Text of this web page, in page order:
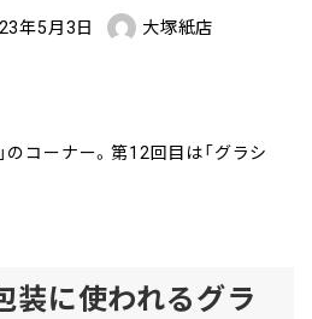
年5月3日
著
大塚紙店
のコーナー。第12回目は「グラシ
装に使われるグラ